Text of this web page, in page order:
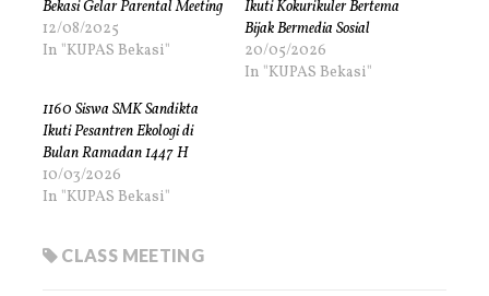
Bekasi Gelar Parental Meeting
12/08/2025
In "KUPAS Bekasi"
Ikuti Kokurikuler Bertema
Bijak Bermedia Sosial
20/05/2026
In "KUPAS Bekasi"
1160 Siswa SMK Sandikta
Ikuti Pesantren Ekologi di
Bulan Ramadan 1447 H
10/03/2026
In "KUPAS Bekasi"
CLASS MEETING